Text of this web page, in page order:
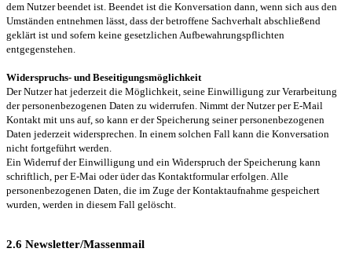
dem Nutzer beendet ist. Beendet ist die Konversation dann, wenn sich aus den
Umständen entnehmen lässt, dass der betroffene Sachverhalt abschließend
geklärt ist und sofern keine gesetzlichen Aufbewahrungspflichten
entgegenstehen.
Widerspruchs- und Beseitigungsmöglichkeit
Der Nutzer hat jederzeit die Möglichkeit, seine Einwilligung zur Verarbeitung
der personenbezogenen Daten zu widerrufen. Nimmt der Nutzer per E-Mail
Kontakt mit uns auf, so kann er der Speicherung seiner personenbezogenen
Daten jederzeit widersprechen. In einem solchen Fall kann die Konversation
nicht fortgeführt werden.
Ein Widerruf der Einwilligung und ein Widerspruch der Speicherung kann
schriftlich, per E-Mai oder üder das Kontaktformular erfolgen. Alle
personenbezogenen Daten, die im Zuge der Kontaktaufnahme gespeichert
wurden, werden in diesem Fall gelöscht.
2.6 Newsletter/Massenmail